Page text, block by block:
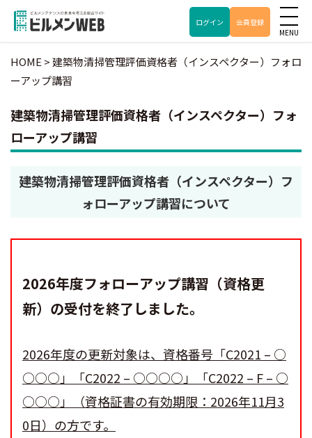
ログイン 会員登録
HOME >建築物清掃管理評価資格者（インスペクター）フォロ
ーアップ講習
建築物清掃管理評価資格者（インスペクター）フォ
ローアップ講習
建築物清掃管理評価資格者（インスペクター）フ
ォローアップ講習について
2026年度フォローアップ講習（資格更
新）の受付を終了しました。
2026年度の更新対象は、資格番号「C2021 – ○
○○○」「C2022 – ○○○○」「C2022 – F – ○
○○○」（資格証書の有効期限：2026年11月3
0日）の方です。